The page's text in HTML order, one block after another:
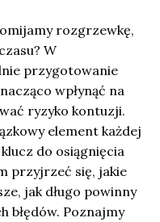
rozgrzewkę,
W
przygotowanie
wpłynąć na
ryzyko kontuzji.
element każdej
do osiągnięcia
przyjrzeć się, jakie
jak długo powinny
błędów. Poznajmy